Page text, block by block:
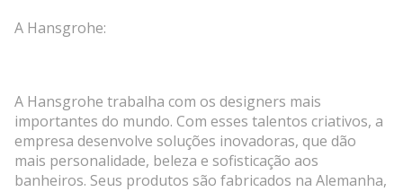
A Hansgrohe:
A Hansgrohe trabalha com os designers mais
importantes do mundo. Com esses talentos criativos, a
empresa desenvolve soluções inovadoras, que dão
mais personalidade, beleza e sofisticação aos
banheiros. Seus produtos são fabricados na Alemanha,